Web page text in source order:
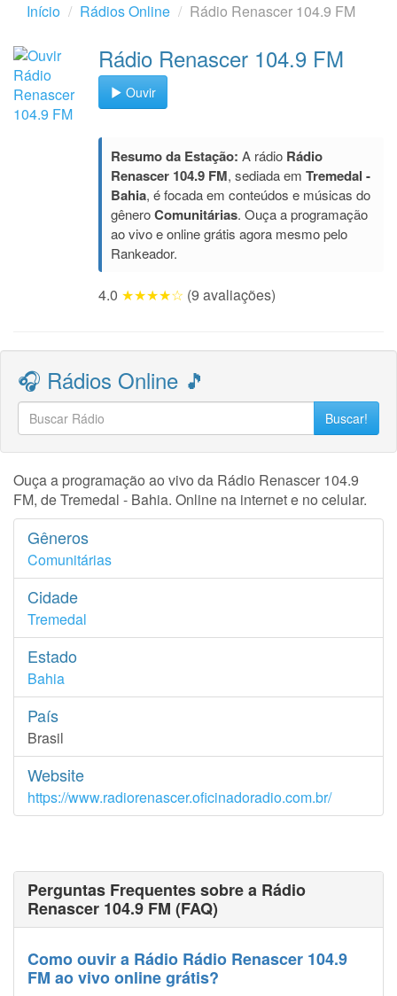
Início Rádios Online Rádio Renascer 104.9 FM
Rádio Renascer 104.9 FM
Ouvir
Resumo da Estação: A rádio Rádio
Renascer 104.9 FM, sediada em Tremedal -
Bahia, é focada em conteúdos e músicas do
gêneroComunitárias. Ouça a programação
ao vivo e online grátis agora mesmo pelo
Rankeador.
4.0 ★★★★☆ (9 avaliações)
🎧 Rádios Online 🎵
Buscar!
Ouça a programação ao vivo da Rádio Renascer 104.9
FM, de Tremedal - Bahia. Online na internet e no celular.
Gêneros
Comunitárias
Cidade
Tremedal
Estado
Bahia
País
Brasil
Website
https://www.radiorenascer.oficinadoradio.com.br/
Perguntas Frequentes sobre a Rádio
Renascer 104.9 FM (FAQ)
Como ouvir a Rádio Rádio Renascer 104.9
FM ao vivo online grátis?